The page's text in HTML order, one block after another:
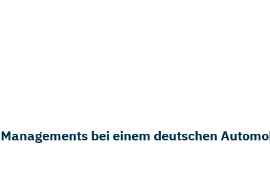
bei einem deutschen